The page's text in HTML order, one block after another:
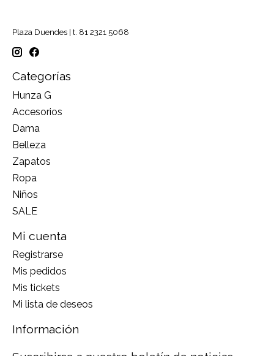
Plaza Duendes | t. 81 2321 5068
Categorías
Hunza G
Accesorios
Dama
Belleza
Zapatos
Ropa
Niños
SALE
Mi cuenta
Registrarse
Mis pedidos
Mis tickets
Mi lista de deseos
Información